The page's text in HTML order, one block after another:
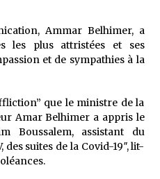
Quand la tête est vide
D’où viennent les contes et à
Ammar Belhimer, a
les plus attristées et ses
et de sympathies à la
que le ministre de la
Amar Belhimer a appris le
Boussalem, assistant du
suites de la Covid-19″, lit-